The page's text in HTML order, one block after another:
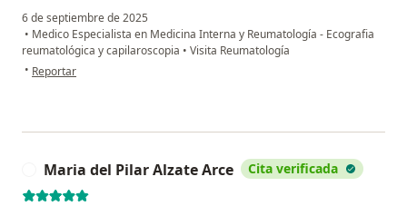
6 de septiembre de 2025
• Medico Especialista en Medicina Interna y Reumatología - Ecografia
reumatológica y capilaroscopia • Visita Reumatología
• en opinión del usuario Geraldinne Osorio Espinosa
Reportar
Maria del Pilar Alzate Arce Cita verificada